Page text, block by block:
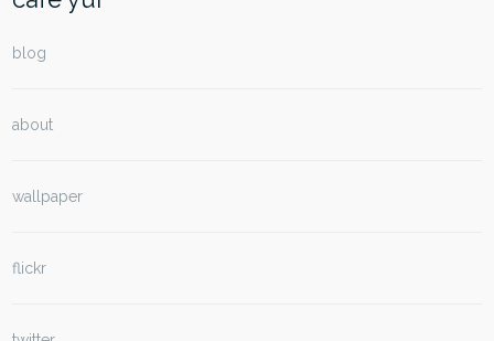
blog
about
wallpaper
flickr